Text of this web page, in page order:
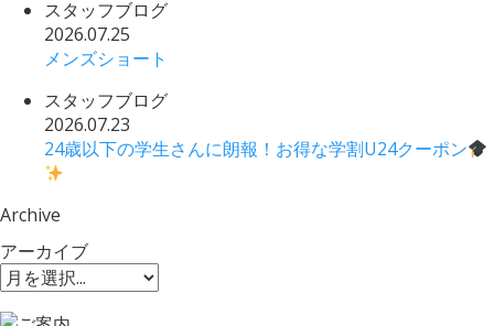
スタッフブログ
2026.07.25
メンズショート
スタッフブログ
2026.07.23
24歳以下の学生さんに朗報！お得な学割U24クーポン
Archive
アーカイブ